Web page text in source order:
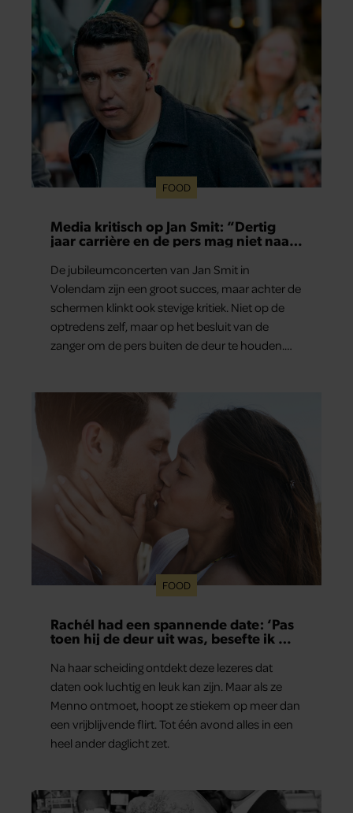
FOOD
Media kritisch op Jan Smit: “Dertig
jaar carrière en de pers mag niet naar
De jubileumconcerten van Jan Smit in
Volendam zijn een groot succes, maar achter de
schermen klinkt ook stevige kritiek. Niet op de
optredens zelf, maar op het besluit van de
zanger om de pers buiten de deur te houden.
teleurstelling. Volgens hen is Jan Smit de
afgelopen jaren steeds moeilijker bereikbaar
geworden en gunt hij de media nauwelijks nog
FOOD
Rachél had een spannende date: ‘Pas
toen hij de deur uit was, besefte ik wat
Na haar scheiding ontdekt deze lezeres dat
daten ook luchtig en leuk kan zijn. Maar als ze
Menno ontmoet, hoopt ze stiekem op meer dan
een vrijblijvende flirt. Tot één avond alles in een
heel ander daglicht zet.